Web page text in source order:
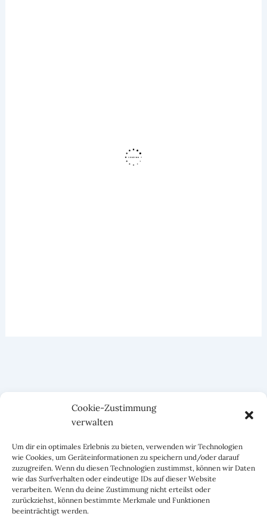
Cookie-Zustimmung
verwalten
Um dir ein optimales Erlebnis zu bieten, verwenden wir Technologien
wie Cookies, um Geräteinformationen zu speichern und/oder darauf
zuzugreifen. Wenn du diesen Technologien zustimmst, können wir Daten
wie das Surfverhalten oder eindeutige IDs auf dieser Website
verarbeiten. Wenn du deine Zustimmung nicht erteilst oder
zurückziehst, können bestimmte Merkmale und Funktionen
beeinträchtigt werden.